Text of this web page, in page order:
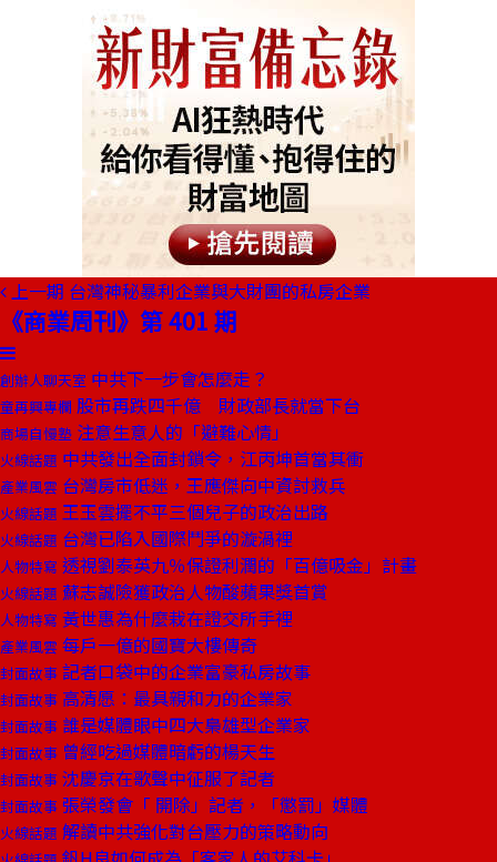
上一期 台灣神秘暴利企業與大財團的私房企業
《商業周刊》第 401 期
創辦人聊天室 中共下一步會怎麼走？
童再興專欄 股市再跌四千億 財政部長就當下台
商場自慢塾 注意生意人的「避難心情」
火線話題 中共發出全面封鎖令，江丙坤首當其衝
產業風雲 台灣房市低迷，王應傑向中資討救兵
火線話題 王玉雲擺不平三個兒子的政治出路
火線話題 台灣已陷入國際鬥爭的漩渦裡
人物特寫 透視劉泰英九％保證利潤的「百億吸金」計畫
火線話題 蘇志誠險獲政治人物酸蘋果獎首賞
人物特寫 黃世惠為什麼栽在證交所手裡
產業風雲 每戶一億的國寶大樓傳奇
封面故事 記者口袋中的企業富豪私房故事
封面故事 高清愿：最具親和力的企業家
封面故事 誰是媒體眼中四大梟雄型企業家
封面故事 曾經吃過媒體暗虧的楊天生
封面故事 沈慶京在歌聲中征服了記者
封面故事 張榮發會「 開除」記者，「懲罰」媒體
火線話題 解讀中共強化對台壓力的策略動向